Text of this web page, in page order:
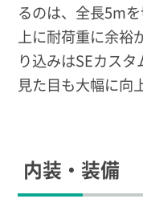
るのは、全長5m
上に耐荷重に余
り込みはSEカスタ
見た目も大幅に向
内装・装備